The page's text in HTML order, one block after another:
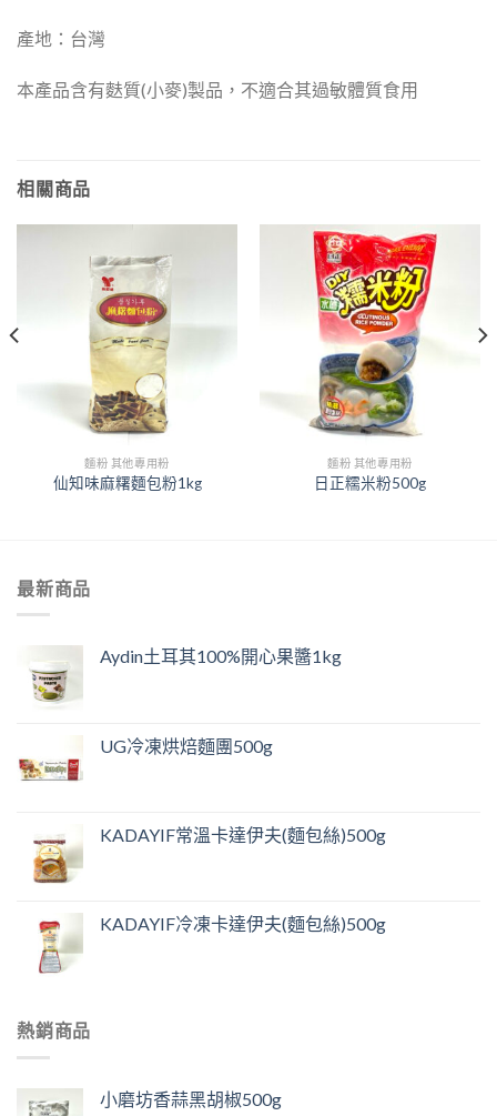
產地：台灣
本產品含有麩質(小麥)製品，不適合其過敏體質食用
相關商品
麵粉 其他專用粉
仙知味麻糬麵包粉1kg
麵粉 其他專用粉
日正糯米粉500g
最新商品
Aydin土耳其100%開心果醬1kg
UG冷凍烘焙麵團500g
KADAYIF常溫卡達伊夫(麵包絲)500g
KADAYIF冷凍卡達伊夫(麵包絲)500g
熱銷商品
小磨坊香蒜黑胡椒500g